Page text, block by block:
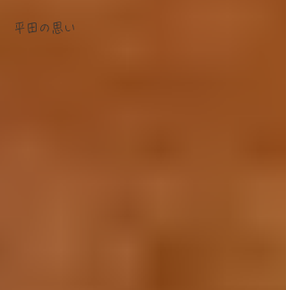
平田の思い